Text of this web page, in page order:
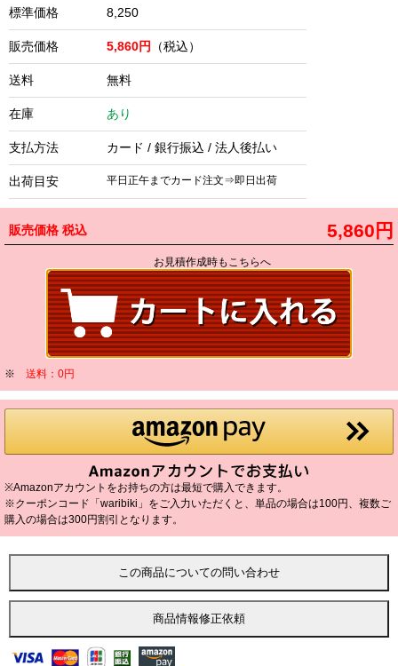
標準価格 8,250
販売価格 5,860円 （税込）
送料 無料
在庫 あり
支払方法 カード / 銀行振込 / 法人後払い
出荷目安 平日正午までカード注文⇒即日出荷
販売価格 税込 5,860円
お見積作成時もこちらへ
※ 送料：0円
※Amazonアカウントをお持ちの方は最短で購入できます。
※クーポンコード「waribiki」をご入力いただくと、単品の場合は100円、複数ご
購入の場合は300円割引となります。